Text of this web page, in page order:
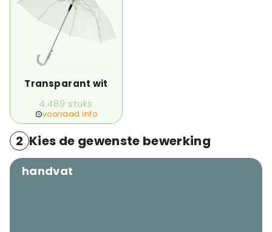
Transparant wit
4.489 stuks
voorraad info
2 Kies de gewenste bewerking
handvat